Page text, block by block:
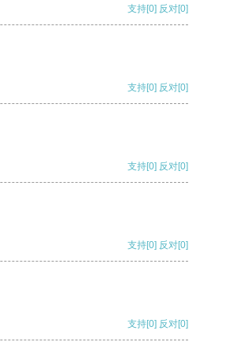
支持[0] 反对[0]
支持[0] 反对[0]
支持[0] 反对[0]
支持[0] 反对[0]
支持[0] 反对[0]